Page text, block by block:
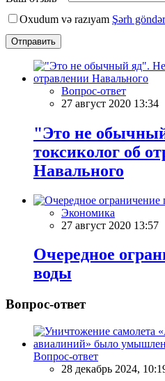
Oxudum və razıyam Şərh
Отправить
Вопрос-ответ
27 август 2020 13:34
"Это не
токсиколог об
Навального
Экономика
27 август 2020 13:57
Очередное
воды
Вопрос-ответ
Вопрос-ответ
28 декабрь 2024,